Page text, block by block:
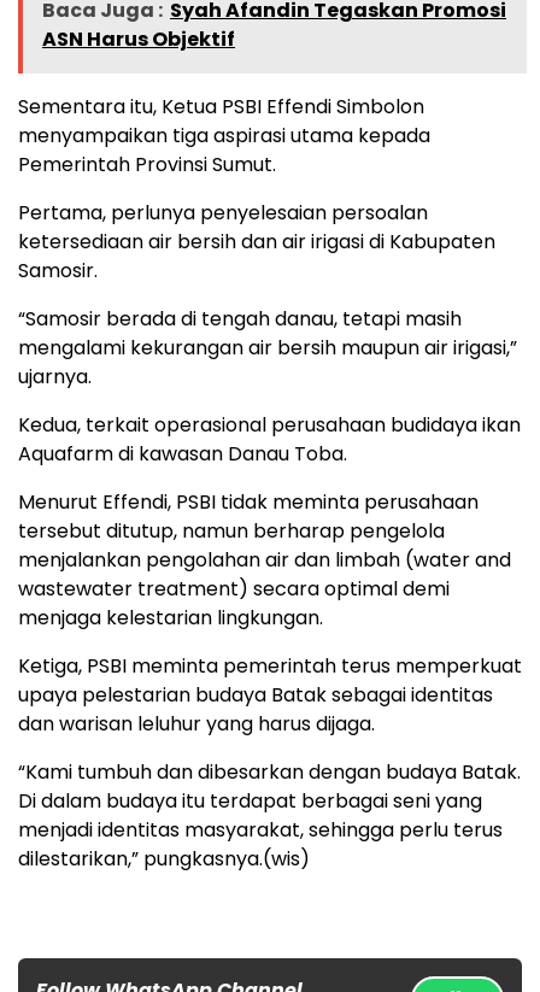
Baca Juga : Syah Afandin Tegaskan Promosi
ASN Harus Objektif
Sementara itu, Ketua PSBI Effendi Simbolon
menyampaikan tiga aspirasi utama kepada
Pemerintah Provinsi Sumut.
Pertama, perlunya penyelesaian persoalan
ketersediaan air bersih dan air irigasi di Kabupaten
Samosir.
“Samosir berada di tengah danau, tetapi masih
mengalami kekurangan air bersih maupun air irigasi,”
ujarnya.
Kedua, terkait operasional perusahaan budidaya ikan
Aquafarm di kawasan Danau Toba.
Menurut Effendi, PSBI tidak meminta perusahaan
tersebut ditutup, namun berharap pengelola
menjalankan pengolahan air dan limbah (water and
wastewater treatment) secara optimal demi
menjaga kelestarian lingkungan.
Ketiga, PSBI meminta pemerintah terus memperkuat
upaya pelestarian budaya Batak sebagai identitas
dan warisan leluhur yang harus dijaga.
“Kami tumbuh dan dibesarkan dengan budaya Batak.
Di dalam budaya itu terdapat berbagai seni yang
menjadi identitas masyarakat, sehingga perlu terus
dilestarikan,” pungkasnya.(wis)